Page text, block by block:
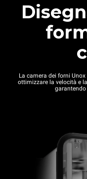
La camera dei forni
ottimizzare la velocità e